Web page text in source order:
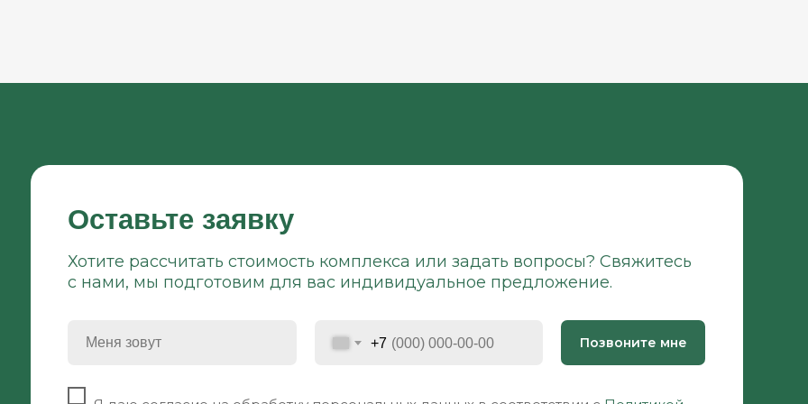
Хотите рассчитать стоимость комплекса или задать вопросы? Свяжитесь
с нами, мы подготовим для вас индивидуальное предложение.
Оставьте заявку
+7 Позвоните мне